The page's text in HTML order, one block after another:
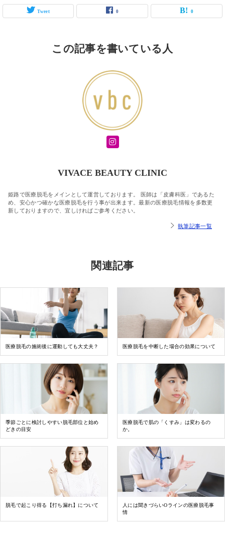
Tweet 0 0
この記事を書いている人
VIVACE BEAUTY CLINIC
姫路で医療脱毛をメインとして運営しております。 医師は「皮膚科医」であるた
め、安心かつ確かな医療脱毛を行う事が出来ます。最新の医療脱毛情報を多数更
新しておりますので、宜しければご参考ください。
執筆記事一覧
関連記事
医療脱毛の施術後に運動しても大丈夫？ 医療脱毛を中断した場合の効果について
季節ごとに検討しやすい脱毛部位と始め
どきの目安
医療脱毛で肌の「くすみ」は変わるの
か。
脱毛で起こり得る【打ち漏れ】について
人には聞きづらいOラインの医療脱毛事
情